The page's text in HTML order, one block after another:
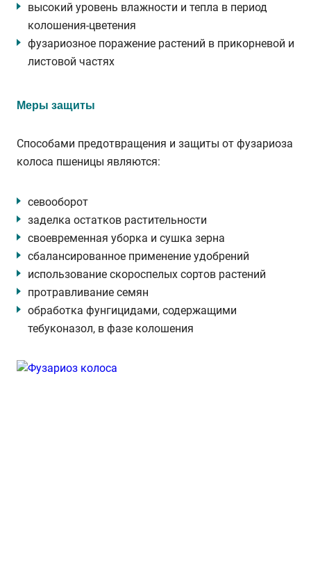
высокий уровень влажности и тепла в период
колошения-цветения
фузариозное поражение растений в прикорневой и
листовой частях
Меры защиты
Способами предотвращения и защиты от фузариоза
колоса пшеницы являются:
севооборот
заделка остатков растительности
своевременная уборка и сушка зерна
сбалансированное применение удобрений
использование скороспелых сортов растений
протравливание семян
обработка фунгицидами, содержащими
тебуконазол, в фазе колошения